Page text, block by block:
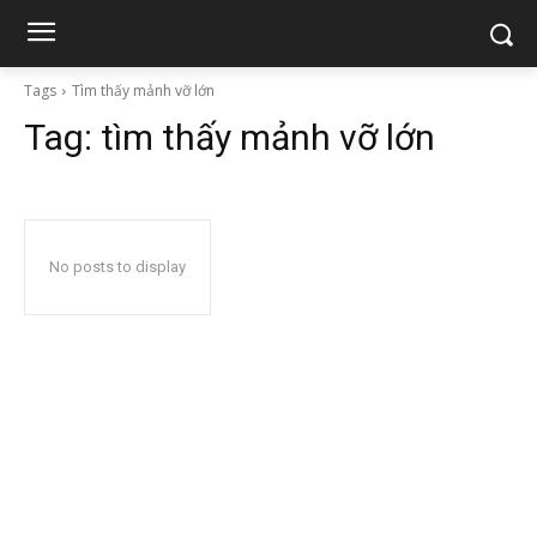
Tags Tìm thấy mảnh vỡ lớn
Tag: tìm thấy mảnh vỡ lớn
No posts to display